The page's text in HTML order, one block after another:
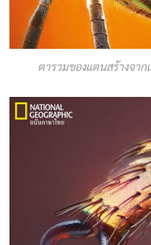
ตารวมของแตนสร้างจา